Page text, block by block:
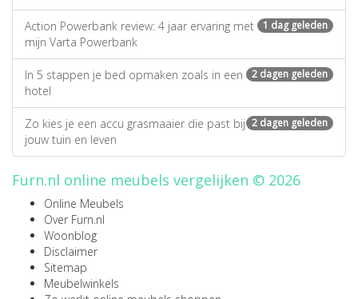
1 dag geleden
Action Powerbank review: 4 jaar ervaring met
mijn Varta Powerbank
2 dagen geleden
In 5 stappen je bed opmaken zoals in een
hotel
2 dagen geleden
Zo kies je een accu grasmaaier die past bij
jouw tuin en leven
Furn.nl online meubels vergelijken © 2026
Online Meubels
Over Furn.nl
Woonblog
Disclaimer
Sitemap
Meubelwinkels